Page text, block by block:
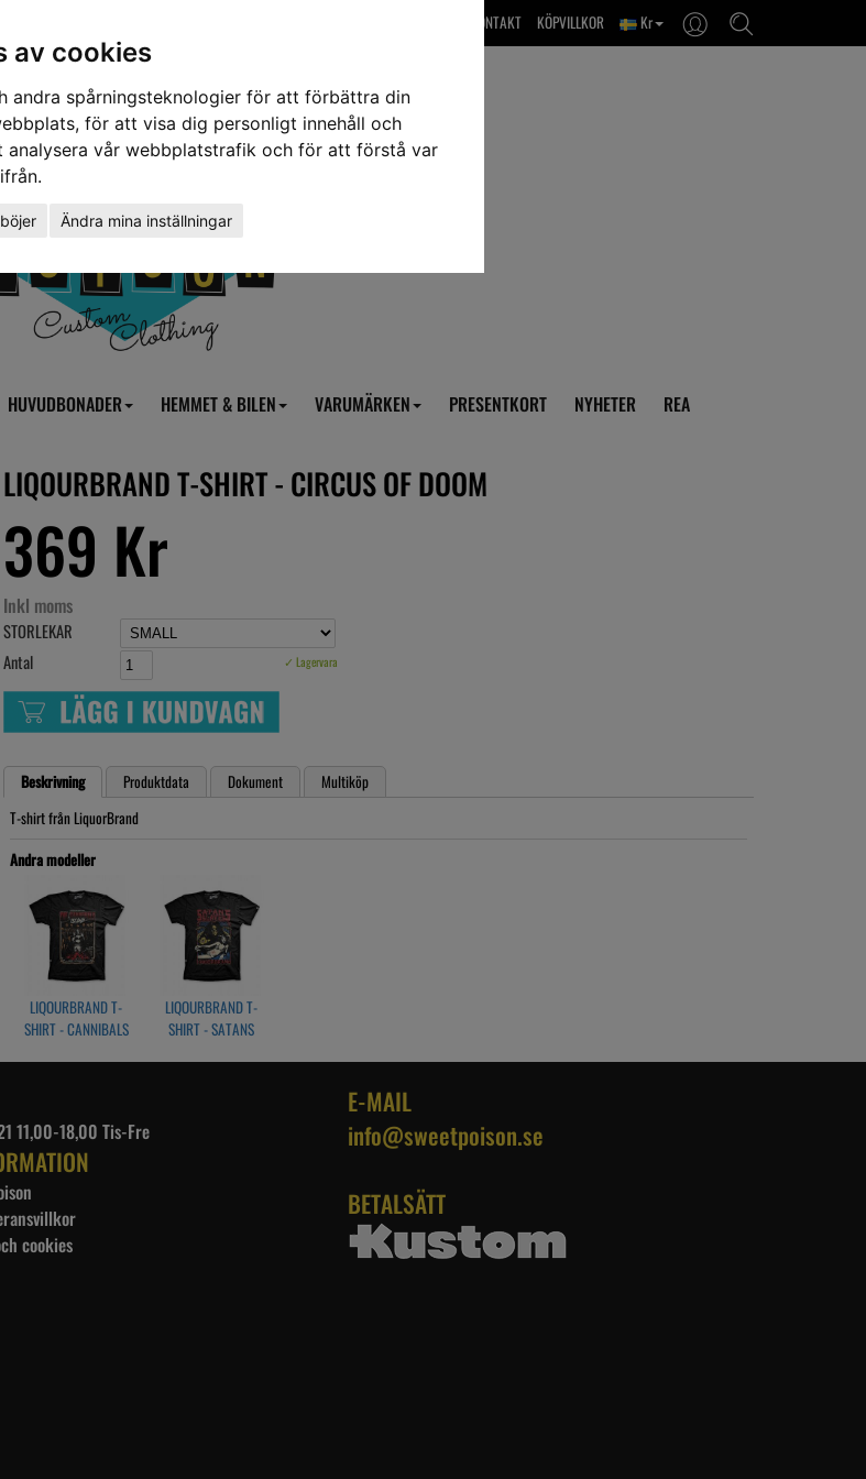
av cookies
andra spårningsteknologier för att förbättra din
för att visa dig personligt innehåll och
analysera vår webbplatstrafik och för att förstå var
Ändra mina inställningar
Kr
KÖPVILLKOR
OM OSS & KONTAKT
HUVUDBONADER HEMMET & BILEN VARUMÄRKEN PRESENTKORT NYHETER REA
LIQOURBRAND T-SHIRT - CIRCUS OF DOOM
369 Kr
Inkl moms
STORLEKAR
Antal
✓ Lagervara
Beskrivning Produktdata Dokument
Multiköp
T-shirt från LiquorBrand
Andra modeller
LIQOURBRAND T-
SHIRT - CANNIBALS
LIQOURBRAND T-
SHIRT - SATANS
11,00-18,00 Tis-Fre
cookies
E-MAIL
info@sweetpoison.se
BETALSÄTT